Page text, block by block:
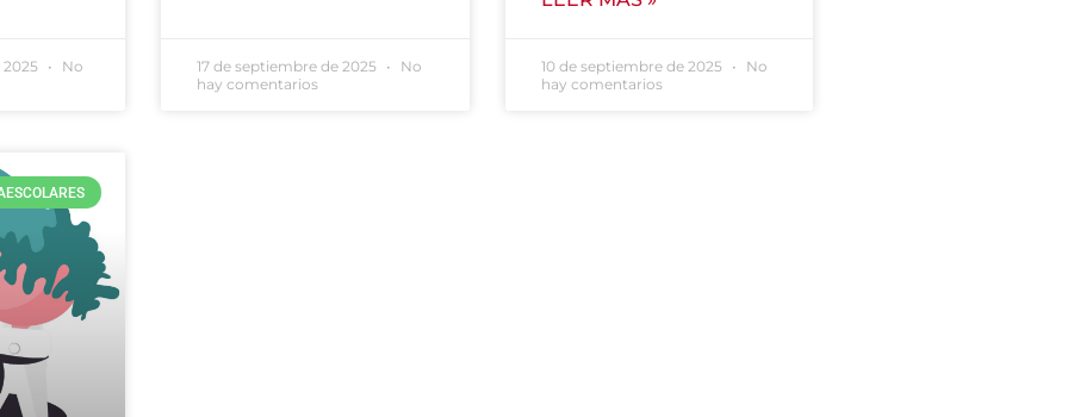
No
17 de septiembre de 2025
No
hay comentarios
10 de septiembre de 2025
No
hay comentarios